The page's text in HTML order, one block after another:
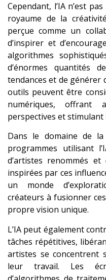
Cependant, l’IA n’est
royaume de la
perçue comme un
d’inspirer et
algorithmes
d’énormes quantités
tendances et de générer
outils peuvent être
numériques, offrant
perspectives et
Dans le domaine de
programmes utilisant
d’artistes renommés
inspirées par ces
un monde
créateurs à fusionner
propre vision unique.
L’IA peut également
tâches répétitives,
artistes se concentrent
leur travail. Les